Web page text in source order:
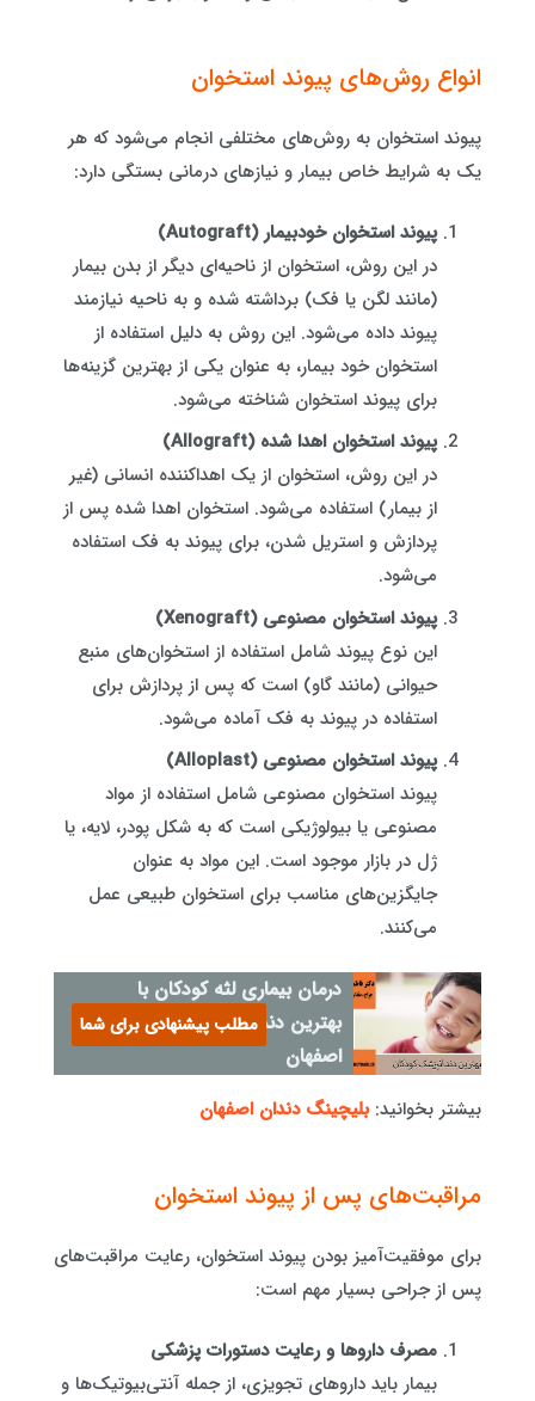
انواع روش‌های پیوند استخوان
پیوند استخوان به روش‌های مختلفی انجام می‌شود که هر
یک به شرایط خاص بیمار و نیازهای درمانی بستگی دارد:
پیوند استخوان خودبیمار (Autograft)
در این روش، استخوان از ناحیه‌ای دیگر از بدن بیمار
(مانند لگن یا فک) برداشته شده و به ناحیه نیازمند
پیوند داده می‌شود. این روش به دلیل استفاده از
استخوان خود بیمار، به عنوان یکی از بهترین گزینه‌ها
برای پیوند استخوان شناخته می‌شود.
پیوند استخوان اهدا شده (Allograft)
در این روش، استخوان از یک اهداکننده انسانی (غیر
از بیمار) استفاده می‌شود. استخوان اهدا شده پس از
پردازش و استریل شدن، برای پیوند به فک استفاده
می‌شود.
پیوند استخوان مصنوعی (Xenograft)
این نوع پیوند شامل استفاده از استخوان‌های منبع
حیوانی (مانند گاو) است که پس از پردازش برای
استفاده در پیوند به فک آماده می‌شود.
پیوند استخوان مصنوعی (Alloplast)
پیوند استخوان مصنوعی شامل استفاده از مواد
مصنوعی یا بیولوژیکی است که به شکل پودر، لایه، یا
ژل در بازار موجود است. این مواد به عنوان
جایگزین‌های مناسب برای استخوان طبیعی عمل
می‌کنند.
درمان بیماری لثه کودکان با
بهترین دندانپزشک کودکان در
اصفهان
مطلب پیشنهادی برای شما
بیشتر بخوانید:بلیچینگ دندان اصفهان
مراقبت‌های پس از پیوند استخوان
برای موفقیت‌آمیز بودن پیوند استخوان، رعایت مراقبت‌های
پس از جراحی بسیار مهم است:
مصرف داروها و رعایت دستورات پزشکی
بیمار باید داروهای تجویزی، از جمله آنتی‌بیوتیک‌ها و